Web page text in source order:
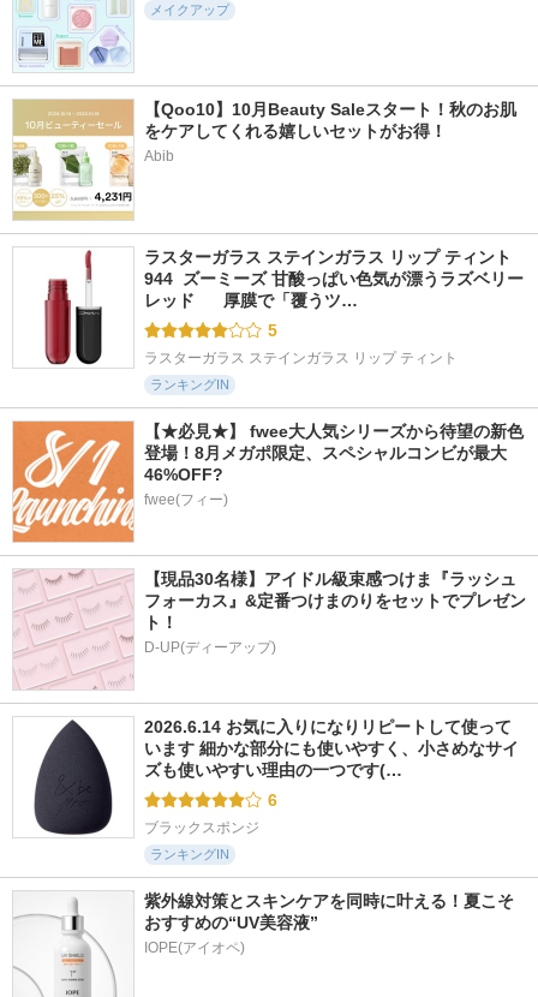
メイクアップ
【Qoo10】10月Beauty Saleスタート！秋のお肌
をケアしてくれる嬉しいセットがお得！
Abib
ラスターガラス ステインガラス リップ ティント
944  ズーミーズ 甘酸っぱい色気が漂うラズベリー
レッド      厚膜で「覆うツ…
5
ラスターガラス ステインガラス リップ ティント
ランキングIN
【★必見★】 fwee大人気シリーズから待望の新色
登場！8月メガポ限定、スペシャルコンビが最大
46%OFF?
fwee(フィー)
【現品30名様】アイドル級束感つけま『ラッシュ
フォーカス』&定番つけまのりをセットでプレゼン
ト！
D-UP(ディーアップ)
2026.6.14 お気に入りになりリピートして使って
います 細かな部分にも使いやすく、小さめなサイ
ズも使いやすい理由の一つです(…
6
ブラックスポンジ
ランキングIN
紫外線対策とスキンケアを同時に叶える！夏こそ
おすすめの“UV美容液”
IOPE(アイオペ)